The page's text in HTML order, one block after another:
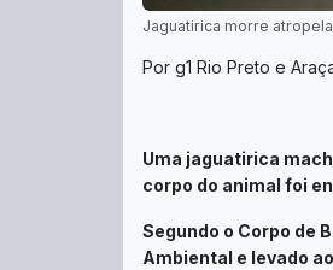
Jaguatirica morre
Por g1 Rio Preto e
Uma jaguatirica
corpo do animal foi
Segundo o Corpo de
Ambiental e levado